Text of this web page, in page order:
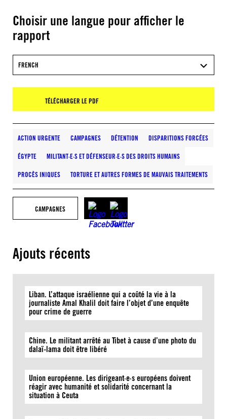
Choisir une langue pour afficher le
rapport
FRENCH
TÉLÉCHARGER LE PDF
ACTION URGENTE CAMPAGNES DÉTENTION DISPARITIONS FORCÉES
ÉGYPTE MILITANT·E·S ET DÉFENSEUR·E·S DES DROITS HUMAINS
PROCÈS INIQUES TORTURE ET AUTRES FORMES DE MAUVAIS TRAITEMENTS
CAMPAGNES
Ajouts récents
Liban. L’attaque israélienne qui a coûté la vie à la
journaliste Amal Khalil doit faire l’objet d’une enquête
pour crime de guerre
Chine. Le militant arrêté au Tibet à cause d’une photo du
dalaï-lama doit être libéré
Union européenne. Les dirigeant·e·s européens doivent
réagir avec humanité et solidarité concernant la
situation à Ceuta